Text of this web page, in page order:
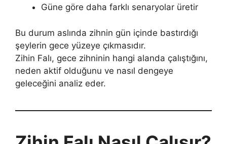
Güne göre daha farklı senaryolar üretir
Bu durum aslında zihnin gün içinde bastırdığı
şeylerin gece yüzeye çıkmasıdır.
Zihin Falı, gece zihninin hangi alanda çalıştığını,
neden aktif olduğunu ve nasıl dengeye
geleceğini analiz eder.